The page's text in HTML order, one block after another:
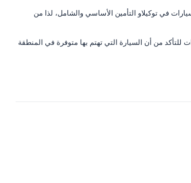
في توكيلاو التأمين الأساسي والشامل، لذا من
من أن السيارة التي تهتم بها متوفرة في المنطقة